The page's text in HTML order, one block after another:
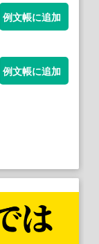
例文帳に追加
例文帳に追加